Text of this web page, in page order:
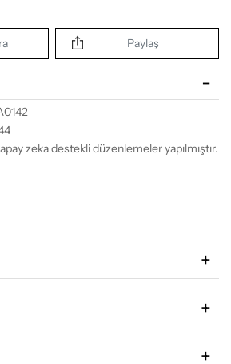
Paylaş
zeka destekli düzenlemeler yapılmıştır.